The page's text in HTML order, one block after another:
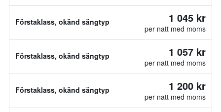
Förstaklass, okänd sängtyp 1 045 kr
per natt med moms
Förstaklass, okänd sängtyp 1 057 kr
per natt med moms
Förstaklass, okänd sängtyp 1 200 kr
per natt med moms